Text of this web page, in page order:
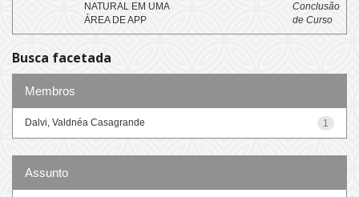
NATURAL EM UMA
ÁREA DE APP
Conclusão
de Curso
Busca facetada
Membros
1
Dalvi, Valdnéa Casagrande
Assunto